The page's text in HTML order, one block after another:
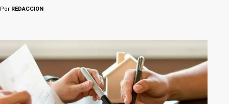
Por REDACCION